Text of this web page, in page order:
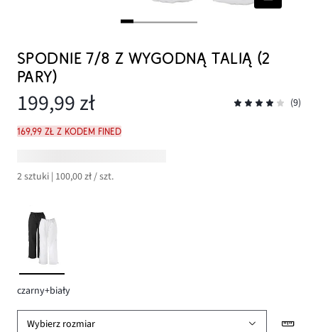
SPODNIE 7/8 Z WYGODNĄ TALIĄ (2
PARY)
199,99 zł (9)
169,99 zł z kodem FINED
2 sztuki | 100,00 zł / szt.
czarny+biały
Wybierz rozmiar